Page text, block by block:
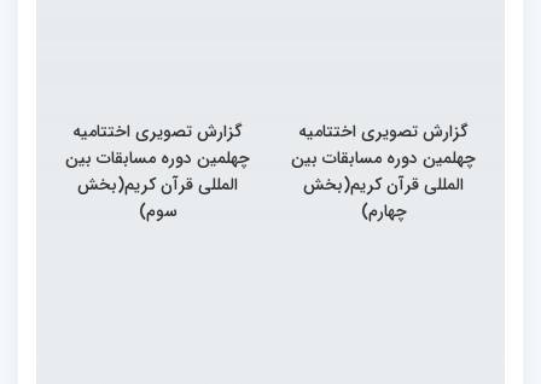
گزارش تصویری اختتامیه
چهلمین دوره مسابقات بین
المللی قرآن کریم(بخش
چهارم)
گزارش تصویری اختتامیه
چهلمین دوره مسابقات بین
المللی قرآن کریم(بخش
سوم)